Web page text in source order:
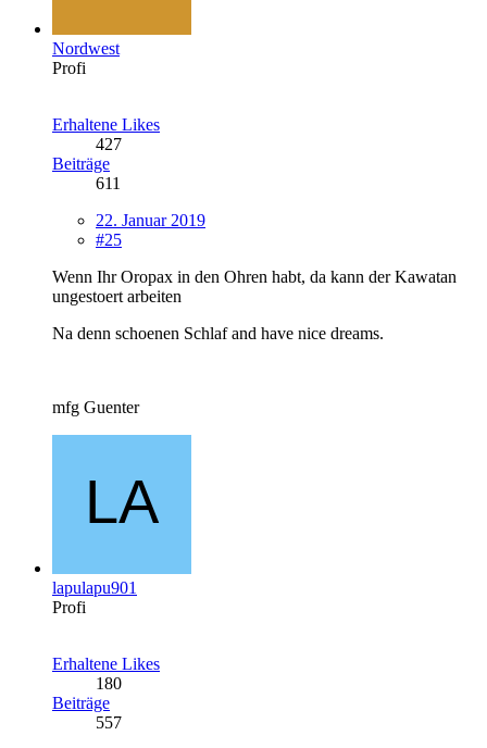
Nordwest
Profi
Erhaltene Likes
427
Beiträge
611
22. Januar 2019
#25
Wenn Ihr Oropax in den Ohren habt, da kann der Kawatan
ungestoert arbeiten
Na denn schoenen Schlaf and have nice dreams.
mfg Guenter
lapulapu901
Profi
Erhaltene Likes
180
Beiträge
557